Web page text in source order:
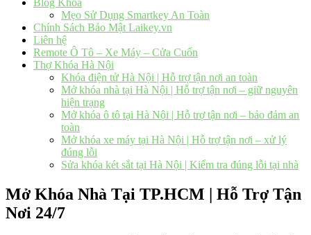
Mẹo Sử Dụng Smartkey An Toàn
Chính Sách Bảo Mật Laikey.vn
Liên hệ
Remote Ô Tô – Xe Máy – Cửa Cuốn
Thợ Khóa Hà Nội
Khóa điện tử Hà Nội | Hỗ trợ tận nơi an toàn
Mở khóa nhà tại Hà Nội | Hỗ trợ tận nơi – giữ nguyên
hiện trạng
Mở khóa ô tô tại Hà Nội | Hỗ trợ tận nơi – bảo đảm an
toàn
Mở khóa xe máy tại Hà Nội | Hỗ trợ tận nơi – xử lý
đúng lỗi
Sửa khóa két sắt tại Hà Nội | Kiểm tra đúng lỗi tại nhà
Mở Khóa Nhà Tại TP.HCM | Hỗ Trợ Tận
Nơi 24/7